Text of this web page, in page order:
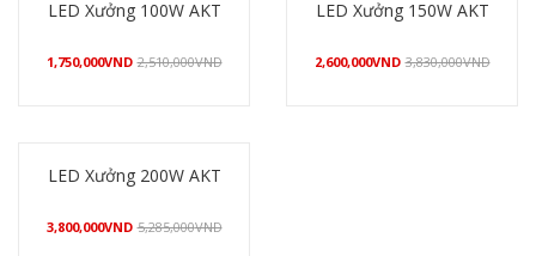
LED Xưởng 100W AKT
1,750,000VND 2,510,000VND
LED Xưởng 150W AKT
2,600,000VND 3,830,000VND
LED Xưởng 200W AKT
3,800,000VND 5,285,000VND